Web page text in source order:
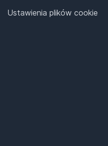
Ustawienia plików cookie